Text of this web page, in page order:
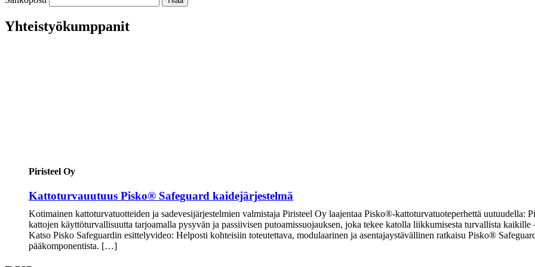
Yhteistyökumppanit
Piristeel Oy
Kattoturvauutuus Pisko® Safeguard kaidejärjestelmä
Kotimainen kattoturvatuotteiden ja sadevesijärjestelmien valmistaja Piristeel Oy laajentaa Pisko®-kattoturvatuoteperhettä uutuudella:
kattojen käyttöturvallisuutta tarjoamalla pysyvän ja passiivisen putoamissuojauksen, joka tekee katolla liikkumisesta turvallista
Katso Pisko Safeguardin esittelyvideo: Helposti kohteisiin toteutettava, modulaarinen ja asentajaystävällinen ratkaisu Pisko®
pääkomponentista. […]